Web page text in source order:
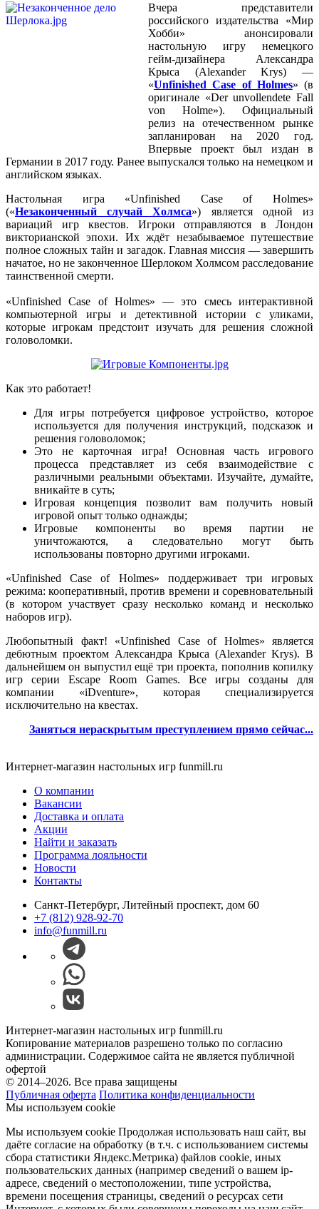
Вчера представители
российского издательства «Мир
Хобби» анонсировали
настольную игру немецкого
гейм-дизайнера Александра
Крыса (Alexander Krys) —
«Unfinished Case of Holmes» (в
оригинале «Der unvollendete Fall
von Holme»). Официальный
релиз на отечественном рынке
запланирован на 2020 год.
Впервые проект был издан в
Германии в 2017 году. Ранее выпускался только на немецком и
английском языках.
Настольная игра «Unfinished Case of Holmes»
(«Незаконченный случай Холмса») является одной из
вариаций игр квестов. Игроки отправляются в Лондон
викторианской эпохи. Их ждёт незабываемое путешествие
полное сложных тайн и загадок. Главная миссия — завершить
начатое, но не законченное Шерлоком Холмсом расследование
таинственной смерти.
«Unfinished Case of Holmes» — это смесь интерактивной
компьютерной игры и детективной истории с уликами,
которые игрокам предстоит изучать для решения сложной
головоломки.
Как это работает!
Для игры потребуется цифровое устройство, которое
используется для получения инструкций, подсказок и
решения головоломок;
Это не карточная игра! Основная часть игрового
процесса представляет из себя взаимодействие с
различными реальными объектами. Изучайте, думайте,
вникайте в суть;
Игровая концепция позволит вам получить новый
игровой опыт только однажды;
Игровые компоненты во время партии не
уничтожаются, а следовательно могут быть
использованы повторно другими игроками.
«Unfinished Case of Holmes» поддерживает три игровых
режима: кооперативный, против времени и соревновательный
(в котором участвует сразу несколько команд и несколько
наборов игр).
Любопытный факт! «Unfinished Case of Holmes» является
дебютным проектом Александра Крыса (Alexander Krys). В
дальнейшем он выпустил ещё три проекта, пополнив копилку
игр серии Escape Room Games. Все игры созданы для
компании «iDventure», которая специализируется
исключительно на квестах.
Заняться нераскрытым преступлением прямо сейчас...
Интернет-магазин настольных игр funmill.ru
О компании
Вакансии
Доставка и оплата
Акции
Найти и заказать
Программа лояльности
Новости
Контакты
Санкт-Петербург, Литейный проспект, дом 60
+7 (812) 928-92-70
info@funmill.ru
Интернет-магазин настольных игр funmill.ru
Копирование материалов разрешено только по согласию
администрации. Содержимое сайта не является публичной
офертой
© 2014–2026. Все права защищены
Публичная оферта Политика конфиденциальности
Мы используем cookie
Мы используем cookie Продолжая использовать наш cайт, вы
даёте согласие на обработку (в т.ч. с использованием системы
сбора статистики Яндекс.Метрика) файлов cookie, иных
пользовательских данных (например сведений о вашем ip-
адресе, сведений о местоположении, типе устройства,
времени посещения страницы, сведений о ресурсах сети